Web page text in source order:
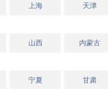
上海 天津
山西 内蒙古
宁夏 甘肃